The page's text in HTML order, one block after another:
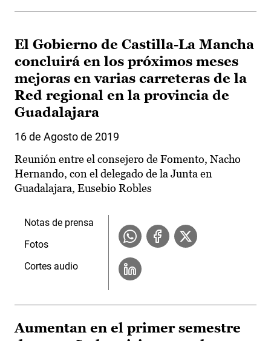
El Gobierno de Castilla-La Mancha
concluirá en los próximos meses
mejoras en varias carreteras de la
Red regional en la provincia de
Guadalajara
16 de Agosto de 2019
Reunión entre el consejero de Fomento, Nacho
Hernando, con el delegado de la Junta en
Guadalajara, Eusebio Robles
Notas de prensa
Fotos
Cortes audio
Aumentan en el primer semestre